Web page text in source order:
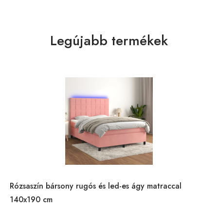
Legújabb termékek
Rózsaszín bársony rugós és led-es ágy matraccal
140x190 cm